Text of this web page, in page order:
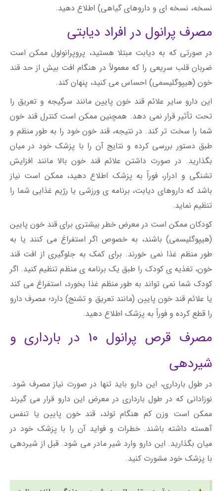
نسخه، نسخه ای و داروهای گیاهی) اطلاع دهید.
مصرف پرانول در افراد دیابتی
در صورتی که به دیابت مبتلا هستید، پروپرانولول ممکن است
ضربان قلب سریعی را که معمولاً در هنگام افت بیش از حد قند
خون (هیپوگلیسمی) احساس می کنید، پنهان کند.
این دارو سایر علائم قند خون پایین مانند سرگیجه و تعریق را
تحت تأثیر قرار نمی دهد. همچنین ممکن است کنترل قند خون
شما را سخت تر کند. در نتیجه، قند خون خود را به طور منظم و
طبق دستور بررسی کرده و نتایج آن را با پزشک خود در میان
بگذارید. در صورت داشتن علائم قند خون بالا مانند افزایش
تشنگی و ادرار، فوراً به پزشک اطلاع دهید، ممکن است نیاز
باشد که داروهای دیابت، برنامه ی ورزشی یا رژیم غذایی شما را
تنظیم نماید.
کودکان ممکن است در معرض خطر بیشتری برای قند خون پایین
(هیپوگلیسمی) باشند، به خصوص اگر استفراغ می کنند یا به
طور منظم غذا نمی خورند. برای کمک به جلوگیری از افت قند
خون، تغذیه ی کودک را طبق یک برنامه ی منظم تنظیم کنید. اگر
کودک شما نمی تواند به طور منظم غذا بخورد، استفراغ می کند
یا علائم قند خون پایین (مانند تعریق و تشنج) دارد؛ مصرف دارو
را قطع کرده و فوراً به پزشک اطلاع دهید.
مصرف قرص پرانول 10 در بارداری و
شیردهی
در طول بارداری، این دارو باید تنها در صورت نیاز مصرف شود.
نوزادانی که در طول بارداری در معرض این دارو قرار می گیرند
ممکن است وزن کم هنگام تولد، قند خون پایین یا تنفس
آهسته داشته باشند. خطرات و فواید آن را با پزشک خود در
میان بگذارید. این دارو وارد شیر مادر می شود. قبل از شیردهی
با پزشک خود مشورت کنید.